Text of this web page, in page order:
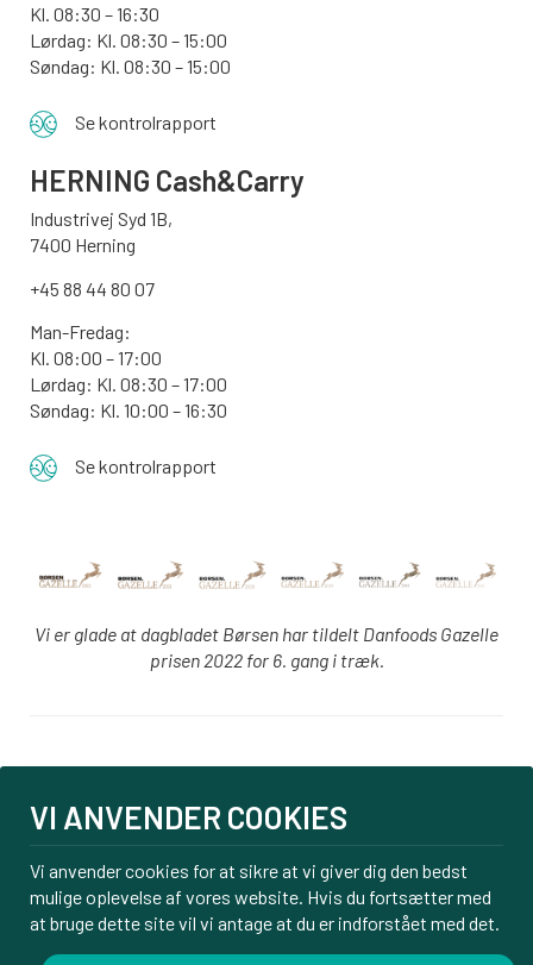
Kl. 08:30 – 16:30
Lørdag: Kl. 08:30 – 15:00
Søndag: Kl. 08:30 – 15:00
Se kontrolrapport
HERNING Cash&Carry
Industrivej Syd 1B,
7400 Herning
+45 88 44 80 07
Man-Fredag:
Kl. 08:00 – 17:00
Lørdag: Kl. 08:30 – 17:00
Søndag: Kl. 10:00 – 16:30
Se kontrolrapport
Vi er glade at dagbladet Børsen har tildelt Danfoods Gazelle
prisen 2022 for 6. gang i træk.
PBS tilmelding
Om os
Kontakt
Handelsbetingelser
Privatlivspolitik
VI ANVENDER COOKIES
Vi anvender cookies for at sikre at vi giver dig den bedst
mulige oplevelse af vores website. Hvis du fortsætter med
at bruge dette site vil vi antage at du er indforstået med det.